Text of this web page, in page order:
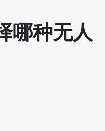
哪种无人